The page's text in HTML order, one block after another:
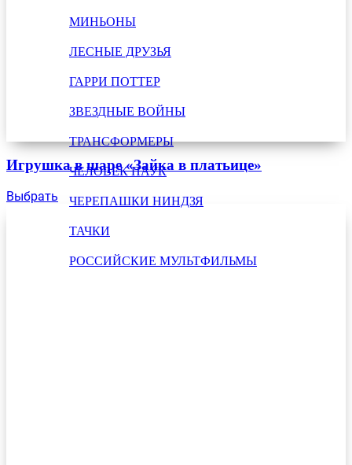
МИНЬОНЫ
ЛЕСНЫЕ ДРУЗЬЯ
ГАРРИ ПОТТЕР
ЗВЕЗДНЫЕ ВОЙНЫ
ТРАНСФОРМЕРЫ
ЧЕЛОВЕК ПАУК
ЧЕРЕПАШКИ НИНДЗЯ
ТАЧКИ
РОССИЙСКИЕ МУЛЬТФИЛЬМЫ
Игрушка в шаре «Зайка в платьице»
Выбрать